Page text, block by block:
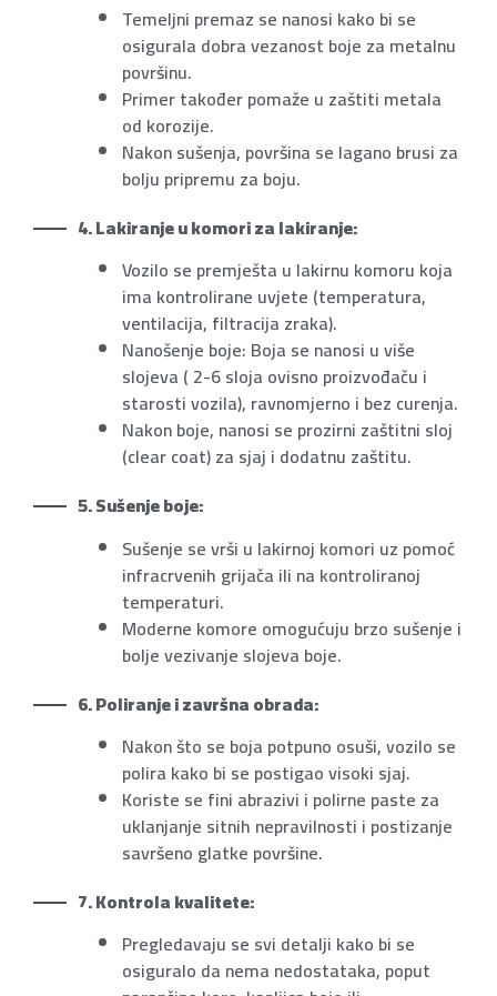
Temeljni premaz se nanosi kako bi se
osigurala dobra vezanost boje za metalnu
površinu.
Primer također pomaže u zaštiti metala
od korozije.
Nakon sušenja, površina se lagano brusi za
bolju pripremu za boju.
4. Lakiranje u komori za lakiranje:
Vozilo se premješta u lakirnu komoru koja
ima kontrolirane uvjete (temperatura,
ventilacija, filtracija zraka).
Nanošenje boje: Boja se nanosi u više
slojeva ( 2-6 sloja ovisno proizvođaču i
starosti vozila), ravnomjerno i bez curenja.
Nakon boje, nanosi se prozirni zaštitni sloj
(clear coat) za sjaj i dodatnu zaštitu.
5. Sušenje boje:
Sušenje se vrši u lakirnoj komori uz pomoć
infracrvenih grijača ili na kontroliranoj
temperaturi.
Moderne komore omogućuju brzo sušenje i
bolje vezivanje slojeva boje.
6. Poliranje i završna obrada:
Nakon što se boja potpuno osuši, vozilo se
polira kako bi se postigao visoki sjaj.
Koriste se fini abrazivi i polirne paste za
uklanjanje sitnih nepravilnosti i postizanje
savršeno glatke površine.
7. Kontrola kvalitete:
Pregledavaju se svi detalji kako bi se
osiguralo da nema nedostataka, poput